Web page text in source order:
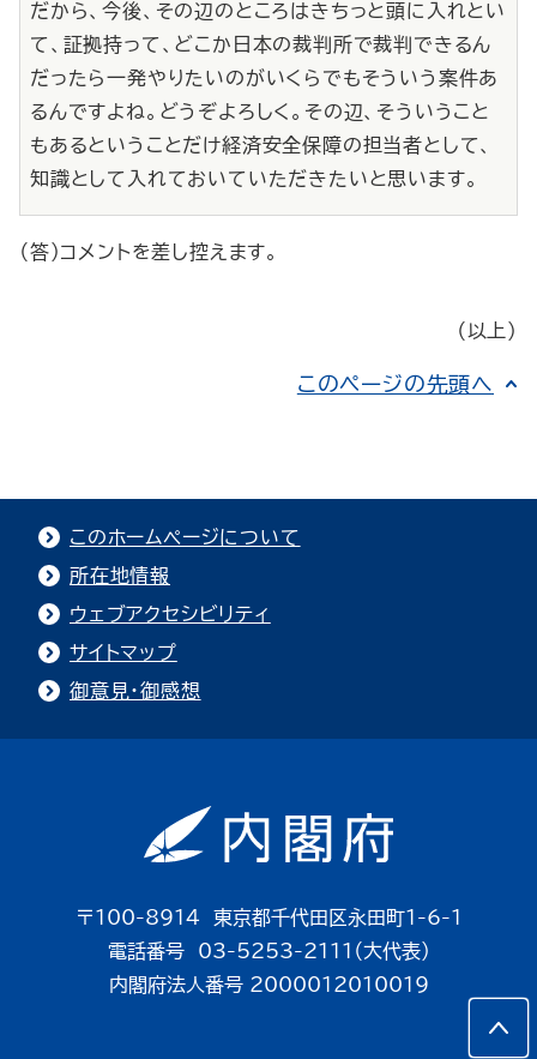
だから、今後、その辺のところはきちっと頭に入れとい
て、証拠持って、どこか日本の裁判所で裁判できるん
だったら一発やりたいのがいくらでもそういう案件あ
るんですよね。どうぞよろしく。その辺、そういうこと
もあるということだけ経済安全保障の担当者として、
知識として入れておいていただきたいと思います。
（答）コメントを差し控えます。
（以上）
このページの先頭へ
このホームページについて
所在地情報
ウェブアクセシビリティ
サイトマップ
御意見・御感想
〒100-8914 東京都千代田区永田町1-6-1
電話番号 03-5253-2111（大代表）
内閣府法人番号 2000012010019